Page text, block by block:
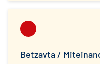
Betzavta /